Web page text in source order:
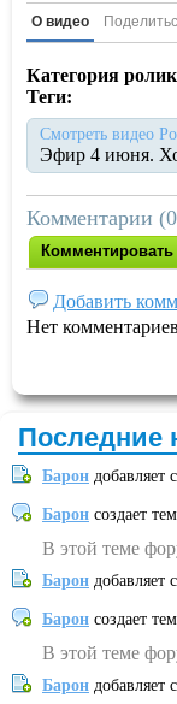
О видео
Категория
Теги:
Смотреть видео
Эфир 4 июня.
Комментарии
Комментировать
Добавить
Нет
Последние
Барон добавляет
Барон создает
В этой теме
Барон добавляет
Барон создает
В этой теме
Барон добавляет